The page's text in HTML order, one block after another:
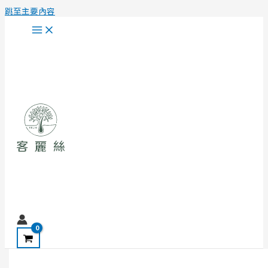
跳至主要內容